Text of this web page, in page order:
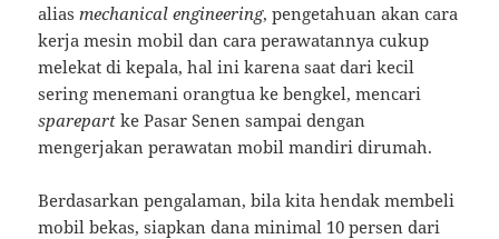
alias mechanical engineering, pengetahuan akan cara
kerja mesin mobil dan cara perawatannya cukup
melekat di kepala, hal ini karena saat dari kecil
sering menemani orangtua ke bengkel, mencari
sparepart ke Pasar Senen sampai dengan
mengerjakan perawatan mobil mandiri dirumah.
Berdasarkan pengalaman, bila kita hendak membeli
mobil bekas, siapkan dana minimal 10 persen dari